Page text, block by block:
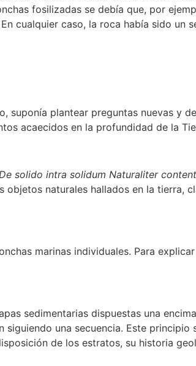
fosilizadas se debía que, por
cualquier caso, la roca había sido un
suponía plantear preguntas nuevas y
acaecidos en la profundidad de la
solido intra solidum Naturaliter
naturales hallados en la
marinas individuales. Para
sedimentarias dispuestas una
una secuencia. Este principio
de los estratos, su historia